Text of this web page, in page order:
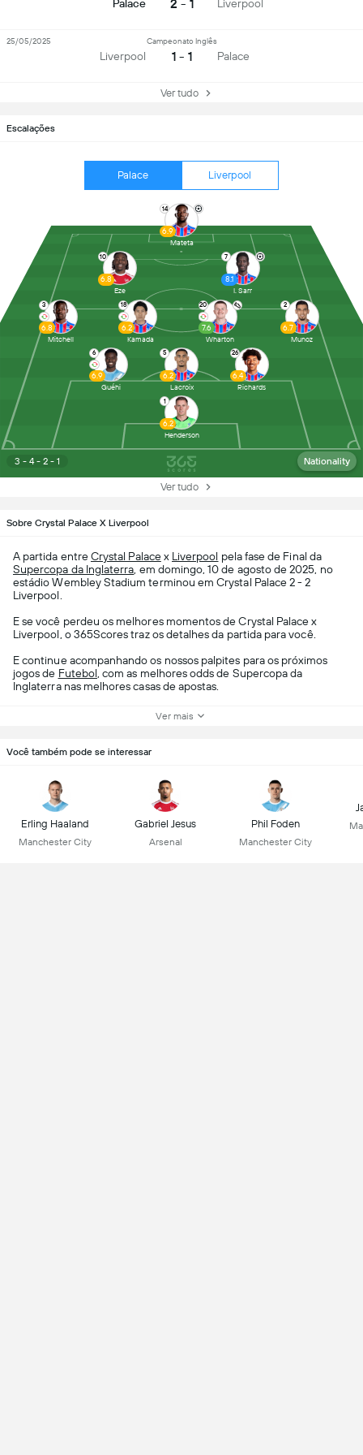
Escalações
Palace Liverpool
3 - 4 - 2 - 1 Nationality
1
6.2
Henderson
6
6.9
Guéhi
5
6.2
Lacroix
26
6.4
Richards
3
6.8
Mitchell
18
6.2
Kamada
20
7.6
Wharton
2
6.7
Munoz
10
6.8
Eze
7
8.1
I. Sarr
14
6.9
Mateta
Ver tudo
Palace 2 - 1 Liverpool
Liverpool
Campeonato Inglês
1 - 1 Palace
25/05/2025
Ver tudo
Sobre Crystal Palace X Liverpool
A partida entreCrystal Palacex Liverpool pela fase de Final da
Supercopa da Inglaterra , em domingo, 10 de agosto de 2025, no
estádio Wembley Stadium terminou em Crystal Palace 2 - 2
Liverpool.
E se você perdeu os melhores momentos de Crystal Palace x
Liverpool, o 365Scores traz os detalhes da partida para você.
E continue acompanhando os nossos palpites para os próximos
jogos de Futebol , com as melhores odds de Supercopa da
Inglaterra nas melhores casas de apostas.
Ver mais
Você também pode se interessar
Erling Haaland
Manchester City
Gabriel Jesus
Arsenal
Phil Foden
Manchester City